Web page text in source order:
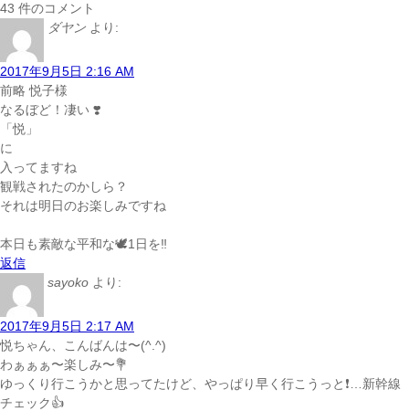
43 件のコメント
ダヤン より:
2017年9月5日 2:16 AM
前略 悦子様
なるぼど！凄い ❣️
「悦」
に
入ってますね
観戦されたのかしら？
それは明日のお楽しみですね
本日も素敵な平和な🕊1日を‼︎
返信
sayoko より:
2017年9月5日 2:17 AM
悦ちゃん、こんばんは〜(^.^)
わぁぁぁ〜楽しみ〜💐
ゆっくり行こうかと思ってたけど、やっぱり早く行こうっと❗️…新幹線
チェック👍